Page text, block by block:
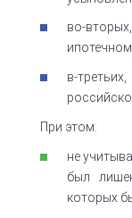
во-
в-
При этом:
не
был
которых